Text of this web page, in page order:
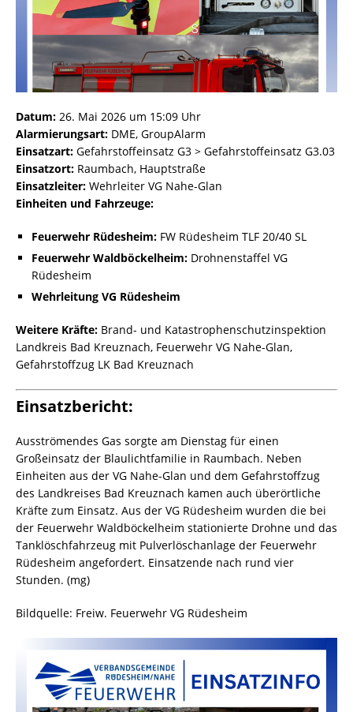
Datum: 26. Mai 2026 um 15:09 Uhr
Alarmierungsart: DME, GroupAlarm
Einsatzart: Gefahrstoffeinsatz G3 > Gefahrstoffeinsatz G3.03
Einsatzort: Raumbach, Hauptstraße
Einsatzleiter: Wehrleiter VG Nahe-Glan
Einheiten und Fahrzeuge:
Feuerwehr Rüdesheim: FW Rüdesheim TLF 20/40 SL
Feuerwehr Waldböckelheim: Drohnenstaffel VG
Rüdesheim
Wehrleitung VG Rüdesheim
Weitere Kräfte: Brand- und Katastrophenschutzinspektion
Landkreis Bad Kreuznach, Feuerwehr VG Nahe-Glan,
Gefahrstoffzug LK Bad Kreuznach
Einsatzbericht:
Ausströmendes Gas sorgte am Dienstag für einen
Großeinsatz der Blaulichtfamilie in Raumbach. Neben
Einheiten aus der VG Nahe-Glan und dem Gefahrstoffzug
des Landkreises Bad Kreuznach kamen auch überörtliche
Kräfte zum Einsatz. Aus der VG Rüdesheim wurden die bei
der Feuerwehr Waldböckelheim stationierte Drohne und das
Tanklöschfahrzeug mit Pulverlöschanlage der Feuerwehr
Rüdesheim angefordert. Einsatzende nach rund vier
Stunden. (mg)
Bildquelle: Freiw. Feuerwehr VG Rüdesheim